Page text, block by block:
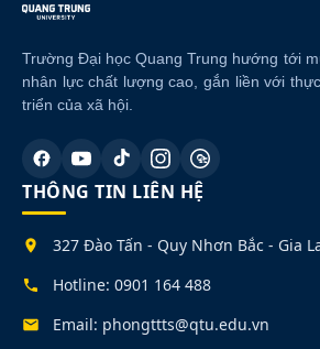
Trường Đại học Quang Trung hướng tới
nhân lực chất lượng cao, gắn liền với
triển của xã hội.
THÔNG TIN LIÊN HỆ
327 Đào Tấn - Quy Nhơn Bắc - Gia
Hotline: 0901 164 488
Email: phongttts@qtu.edu.vn